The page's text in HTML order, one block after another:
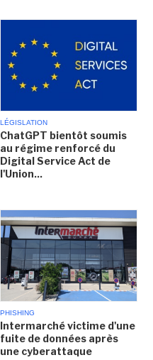
LÉGISLATION
ChatGPT bientôt soumis
au régime renforcé du
Digital Service Act de
l'Union...
PHISHING
Intermarché victime d'une
fuite de données après
une cyberattaque